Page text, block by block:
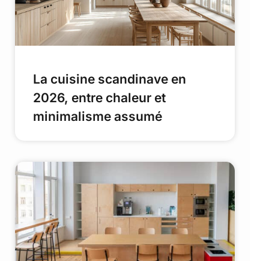
La cuisine scandinave en
2026, entre chaleur et
minimalisme assumé